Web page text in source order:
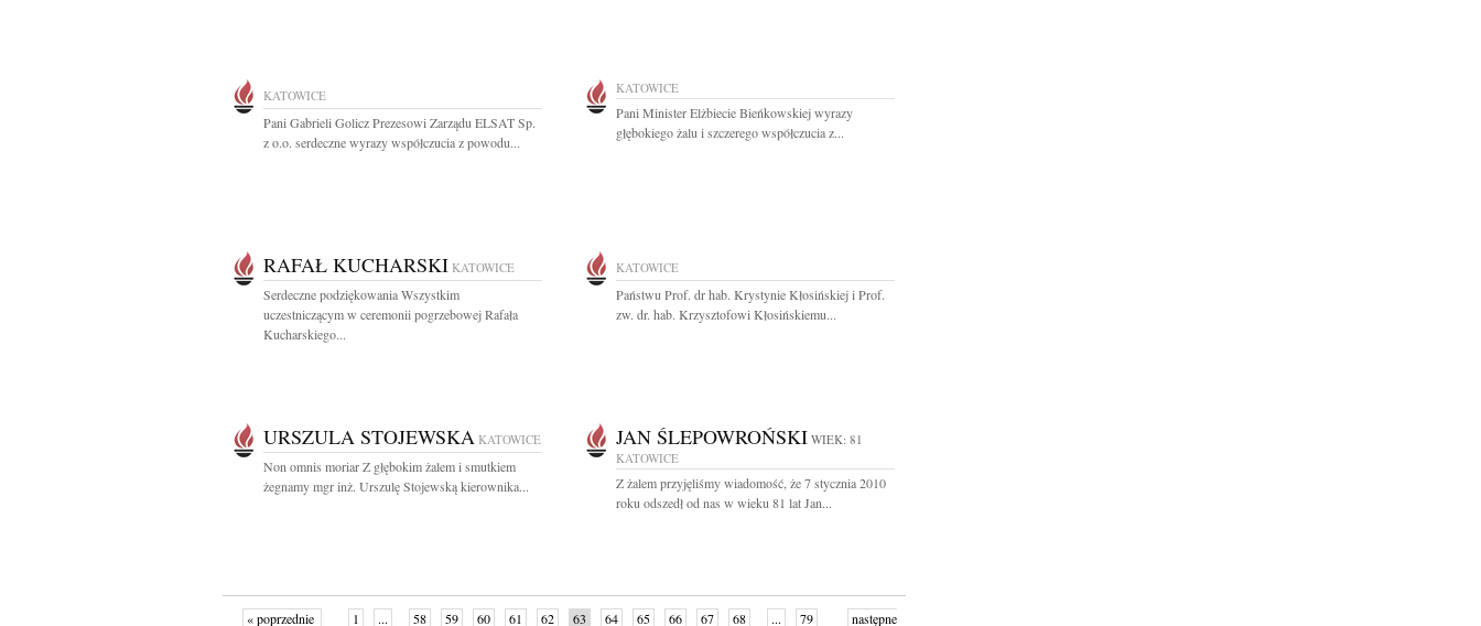
KATOWICE
Pani Gabrieli Golicz Prezesowi Zarządu ELSAT Sp.
z o.o. serdeczne wyrazy współczucia z powodu...
KATOWICE
Pani Minister Elżbiecie Bieńkowskiej wyrazy
głębokiego żalu i szczerego współczucia z...
RAFAŁ KUCHARSKI KATOWICE
Serdeczne podziękowania Wszystkim
uczestniczącym w ceremonii pogrzebowej Rafała
Kucharskiego...
KATOWICE
Państwu Prof. dr hab. Krystynie Kłosińskiej i Prof.
zw. dr. hab. Krzysztofowi Kłosińskiemu...
URSZULA STOJEWSKA KATOWICE
Non omnis moriar Z głębokim żalem i smutkiem
żegnamy mgr inż. Urszulę Stojewską kierownika...
JAN ŚLEPOWROŃSKI WIEK: 81
KATOWICE
Z żalem przyjęliśmy wiadomość, że 7 stycznia 2010
roku odszedł od nas w wieku 81 lat Jan...
« poprzednie 1 ... 58 59 60 61 62 63 64 65 66 67 68 ... 79 następne